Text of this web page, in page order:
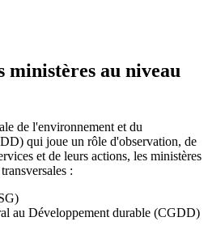
ministères au niveau
de l'environnement et du
qui joue un rôle d'observation, de
et de leurs actions, les ministères
:
au Développement durable (CGDD)